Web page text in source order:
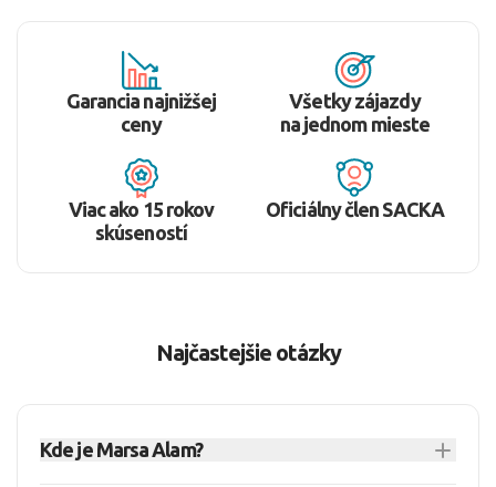
Garancia najnižšej
ceny
Všetky zájazdy
na jednom mieste
Viac ako 15 rokov
skúseností
Oficiálny člen SACKA
Najčastejšie otázky
Kde je Marsa Alam?